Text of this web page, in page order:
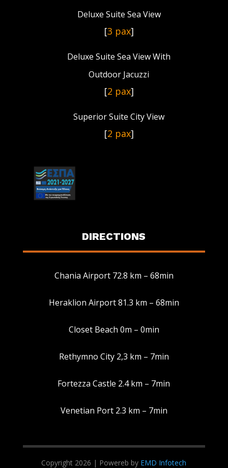
store and/or access device information. Consenting to these
technologies will allow us to process data such as browsing behavior or
adversely affect certain features and functions.
Accept
Deluxe Suite Sea View
[3 pax]
Deluxe Suite Sea View With
Outdoor Jacuzzi
[2 pax]
Superior Suite City View
[2 pax]
DIRECTIONS
Chania Airport 72.8 km – 68min
Heraklion Airport 81.3 km – 68min
Closet Beach 0m – 0min
Rethymno City 2,3 km – 7min
Fortezza Castle 2.4 km – 7min
Venetian Port 2.3 km – 7min
Copyright 2026 | Powereb by EMD Infotech